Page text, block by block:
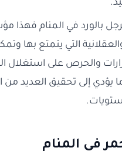
بالورد في المنام فهذا
التي يتمتع بها
والحرص على استغلال
يؤدي إلى تحقيق العديد من
في المنام